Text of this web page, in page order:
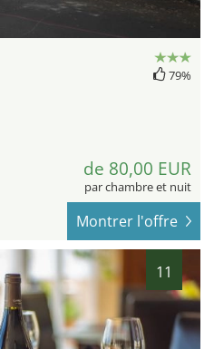
79%
de 80,00 EUR
par chambre et nuit
Montrer l'offre
11